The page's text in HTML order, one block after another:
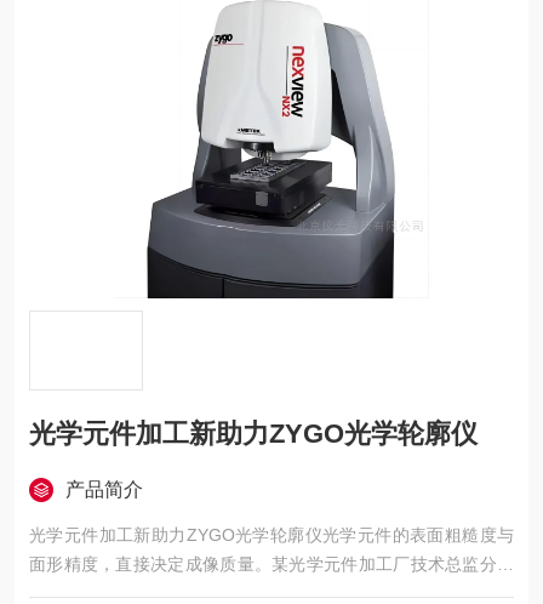
光学元件加工新助力ZYGO光学轮廓仪
产品简介
光学元件加工新助力ZYGO光学轮廓仪光学元件的表面粗糙度与
面形精度，直接决定成像质量。某光学元件加工厂技术总监分享
了ZYGO Nexview™ NX2光学轮廓仪如何优化加工流程。